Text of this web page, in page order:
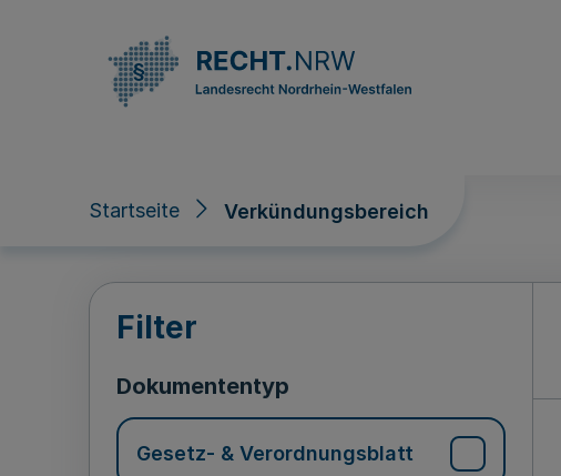
Startseite Verkündungsbereich
Verkündungsbereich
Filter
Dokumententyp
Gesetz- & Verordnungsblatt